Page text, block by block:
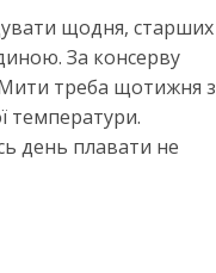
щодня, старших
За консерву
Мити треба щотижня з
температури.
день плавати не